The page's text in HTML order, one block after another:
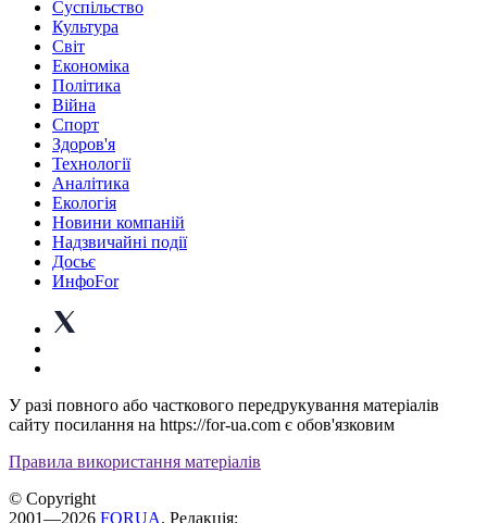
Суспiльство
Культура
Світ
Економіка
Політика
Війна
Спорт
Здоров'я
Технології
Аналітика
Екологія
Новини компаній
Надзвичайні події
Досьє
ИнфоFor
У разі повного або часткового передрукування матеріалів
сайту посилання на https://for-ua.com є обов'язковим
Правила використання матеріалів
© Copyright
2001—2026 FORUA. Редакція: